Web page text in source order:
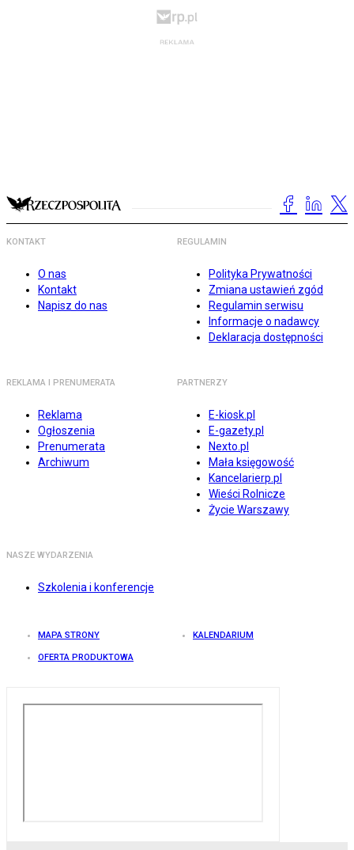
KONTAKT
O nas
Kontakt
Napisz do nas
REGULAMIN
Polityka Prywatności
Zmiana ustawień zgód
Regulamin serwisu
Informacje o nadawcy
Deklaracja dostępności
REKLAMA I PRENUMERATA
Reklama
Ogłoszenia
Prenumerata
Archiwum
PARTNERZY
E-kiosk.pl
E-gazety.pl
Nexto.pl
Mała księgowość
Kancelarierp.pl
Wieści Rolnicze
Życie Warszawy
NASZE WYDARZENIA
Szkolenia i konferencje
MAPA STRONY KALENDARIUM
OFERTA PRODUKTOWA